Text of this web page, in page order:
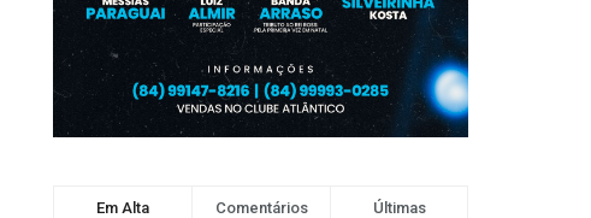
Em Alta Comentários Últimas